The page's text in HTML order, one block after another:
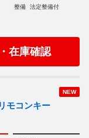
整備
法定整備付
在庫確認
NEW
モコンキー